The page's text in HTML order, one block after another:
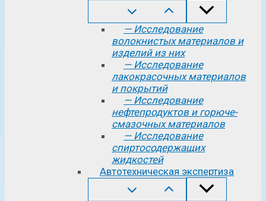
— Исследование
волокнистых материалов и
изделий из них
— Исследование
лакокрасочных материалов
и покрытий
— Исследование
нефтепродуктов и горюче-
смазочных материалов
— Исследование
спиртосодержащих
жидкостей
Автотехническая экспертиза